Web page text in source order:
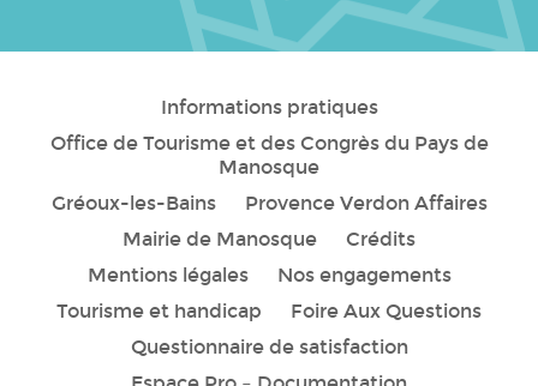
Informations pratiques
Office de Tourisme et des Congrès du Pays de
Manosque
Gréoux-les-Bains
Provence Verdon Affaires
Mairie de Manosque
Crédits
Mentions légales
Nos engagements
Tourisme et handicap
Foire Aux Questions
Questionnaire de satisfaction